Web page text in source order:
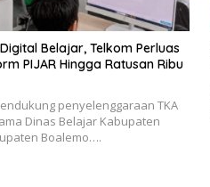
Belajar, Telkom Perluas
PIJAR Hingga Ratusan Ribu
penyelenggaraan TKA
Dinas Belajar Kabupaten
Boalemo….